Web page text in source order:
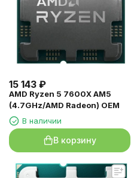
15 143 ₽
AMD Ryzen 5 7600X AM5
(4.7GHz/AMD Radeon) OEM
В наличии
В корзину